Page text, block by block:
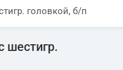
головкой, б/п
шестигр.